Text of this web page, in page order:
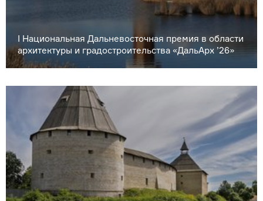
I Национальная Дальневосточная премия в области
архитектуры и градостроительства «ДальАрх ’26»